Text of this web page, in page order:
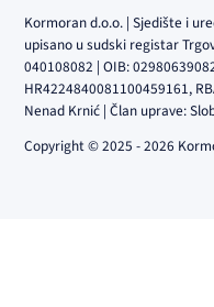
Kormoran d.o.o. | Sjedište i
upisano u sudski registar
040108082 | OIB:
HR4224840081100459161,
Nenad Krnić | Član uprave:
Copyright © 2025 - 2026